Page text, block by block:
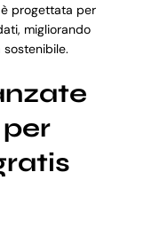
progettata per
migliorando